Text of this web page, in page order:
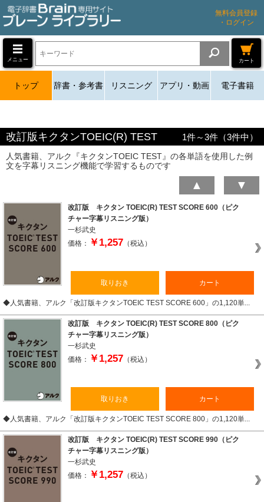
無料会員登録
・ログイン
メニュー カート
トップ 辞書・参考書 リスニング アプリ・動画 電子書籍
改訂版キクタンTOEIC(R) TEST 1件～3件（3件中）
人気書籍、アルク『キクタンTOEIC TEST』の各単語を使用した例
文を字幕リスニング機能で学習するものです
▲ ▼
改訂版 キクタン TOEIC(R) TEST SCORE 600（ピク
チャー字幕リスニング版）
一杉武史
価格：
￥1,257 （税込）
取りおき カート
◆人気書籍、アルク「改訂版キクタンTOEIC TEST SCORE 600」の1,120単...
改訂版 キクタン TOEIC(R) TEST SCORE 800（ピク
チャー字幕リスニング版）
一杉武史
価格：
￥1,257 （税込）
取りおき カート
◆人気書籍、アルク「改訂版キクタンTOEIC TEST SCORE 800」の1,120単...
改訂版 キクタン TOEIC(R) TEST SCORE 990（ピク
チャー字幕リスニング版）
一杉武史
価格：
￥1,257 （税込）